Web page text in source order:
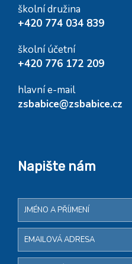
školní družina
+420 774 034 839
školní účetní
+420 776 172 209
hlavní e-mail
zsbabice@zsbabice.cz
Napište nám